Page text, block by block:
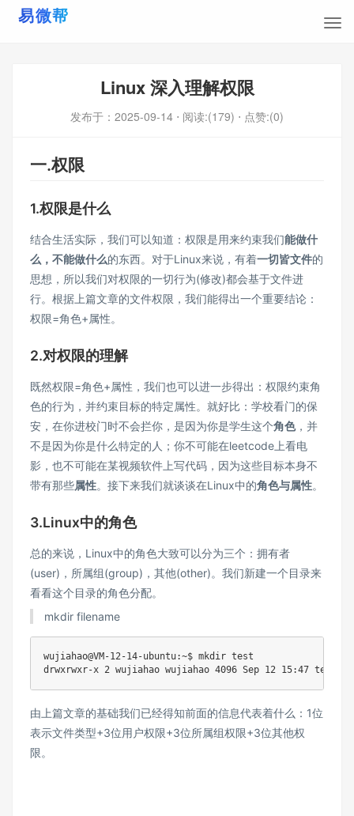
Linux 深入理解权限
发布于： 2025-09-14 ⋅ 阅读:(179) ⋅ 点赞:(0)
一.权限
1.权限是什么
结合生活实际，我们可以知道：权限是用来约束我们能做什
么，不能做什么的东西。对于Linux来说，有着一切皆文件的
思想，所以我们对权限的一切行为(修改)都会基于文件进
行。根据上篇文章的文件权限 ，我们能得出一个重要结论：
权限=角色+属性。
2.对权限的理解
既然权限=角色+属性，我们也可以进一步得出：权限约束角
色的行为，并约束目标的特定属性。就好比：学校看门的保
安，在你进校门时不会拦你，是因为你是学生这个角色，并
不是因为你是什么特定的人；你不可能在leetcode上看电
影，也不可能在某视频软件上写代码，因为这些目标本身不
带有那些属性。接下来我们就谈谈在Linux中的角色与属性。
3.Linux中的角色
总的来说，Linux中的角色大致可以分为三个：拥有者
(user)，所属组(group)，其他(other)。我们新建一个目录来
看看这个目录的角色分配。
mkdir filename
wujiahao@VM-12-14-ubuntu:~$ mkdir test
由上篇文章的基础我们已经得知前面的信息代表着什么：1位
表示文件类型+3位用户权限+3位所属组权限+3位其他权
限。